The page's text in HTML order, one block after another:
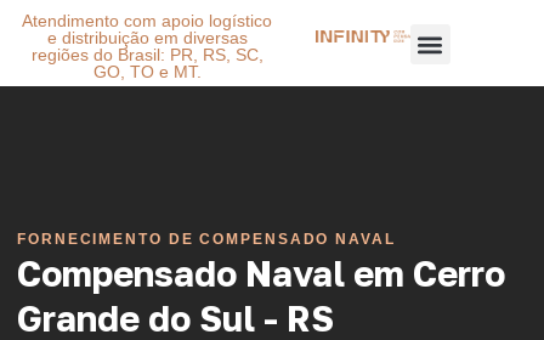
Atendimento com apoio logístico
e distribuição em diversas
regiões do Brasil: PR, RS, SC,
GO, TO e MT.
FORNECIMENTO DE COMPENSADO NAVAL
Compensado Naval em Cerro
Grande do Sul - RS